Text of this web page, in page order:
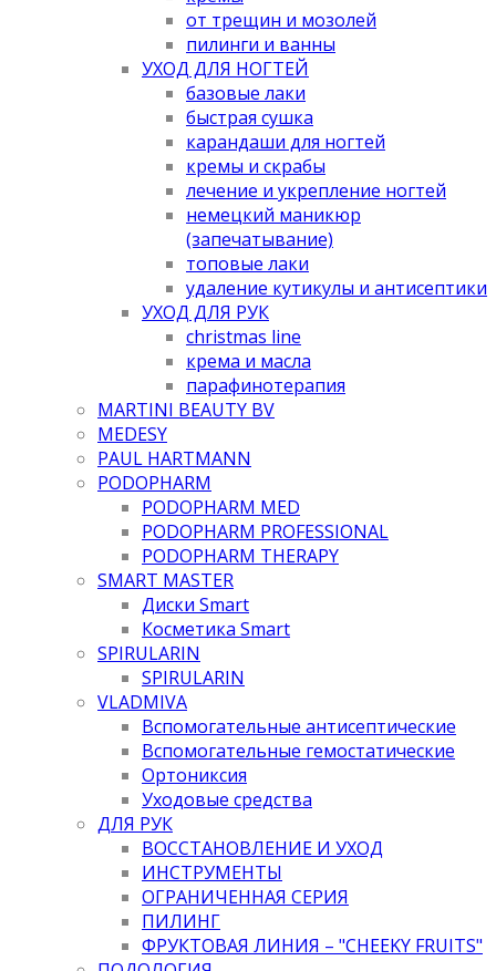
от трещин и мозолей
пилинги и ванны
УХОД ДЛЯ НОГТЕЙ
базовые лаки
быстрая сушка
карандаши для ногтей
кремы и скрабы
лечение и укрепление ногтей
немецкий маникюр
(запечатывание)
топовые лаки
удаление кутикулы и антисептики
УХОД ДЛЯ РУК
christmas line
крема и масла
парафинотерапия
MARTINI BEAUTY BV
MEDESY
PAUL HARTMANN
PODOPHARM
PODOPHARM MED
PODOPHARM PROFESSIONAL
PODOPHARM THERAPY
SMART MASTER
Диски Smart
Косметика Smart
SPIRULARIN
SPIRULARIN
VLADMIVA
Вспомогательные антисептические
Вспомогательные гемостатические
Ортониксия
Уходовые средства
ДЛЯ РУК
ВОССТАНОВЛЕНИЕ И УХОД
ИНСТРУМЕНТЫ
ОГРАНИЧЕННАЯ СЕРИЯ
ПИЛИНГ
ФРУКТОВАЯ ЛИНИЯ – "CHEEKY FRUITS"